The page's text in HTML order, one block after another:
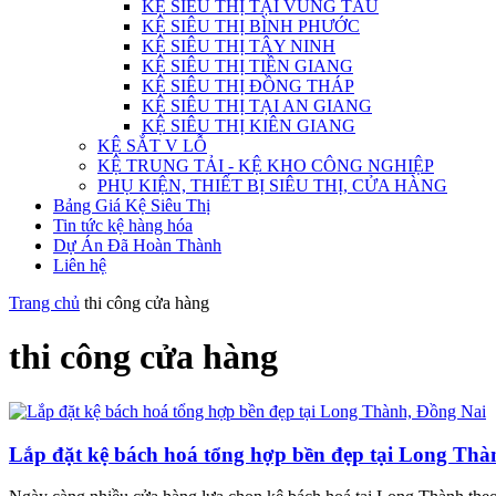
KỆ SIÊU THỊ TẠI VŨNG TÀU
KỆ SIÊU THỊ BÌNH PHƯỚC
KỆ SIÊU THỊ TÂY NINH
KỆ SIÊU THỊ TIỀN GIANG
KỆ SIÊU THỊ ĐỒNG THÁP
KỆ SIÊU THỊ TẠI AN GIANG
KỆ SIÊU THỊ KIÊN GIANG
KỆ SẮT V LỖ
KỆ TRUNG TẢI - KỆ KHO CÔNG NGHIỆP
PHỤ KIỆN, THIẾT BỊ SIÊU THỊ, CỬA HÀNG
Bảng Giá Kệ Siêu Thị
Tin tức kệ hàng hóa
Dự Án Đã Hoàn Thành
Liên hệ
Trang chủ thi công cửa hàng
thi công cửa hàng
Lắp đặt kệ bách hoá tổng hợp bền đẹp tại Long